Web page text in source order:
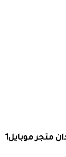
متجر موبايل1